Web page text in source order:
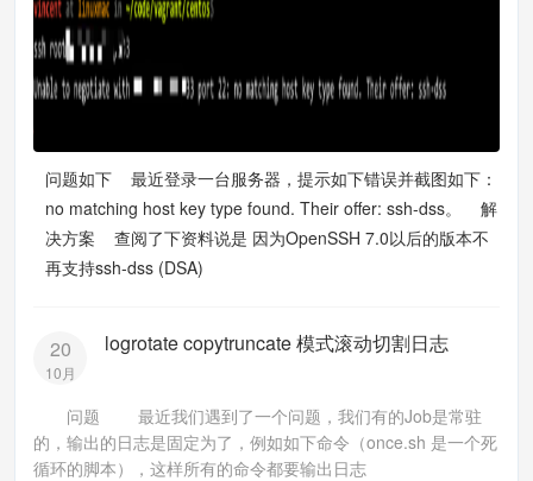
问题如下 最近登录一台服务器，提示如下错误并截图如下：
no matching host key type found. Their offer: ssh-dss。 解
决方案 查阅了下资料说是 因为OpenSSH 7.0以后的版本不
再支持ssh-dss (DSA)
20
10月
logrotate copytruncate 模式滚动切割日志
问题 最近我们遇到了一个问题，我们有的Job是常驻
的，输出的日志是固定为了，例如如下命令（once.sh 是一个死
循环的脚本），这样所有的命令都要输出日志